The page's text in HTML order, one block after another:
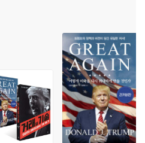
은 새로운 기회를 창출한다 / 산업군
해당 산업군은 감기에 걸린다 / 신기
업이익이 중요할까? / 예상과 서프라
효과 / 모든 서프라이즈가 같은 것은 아
대규모 이익은 대규모 관심을 끌어들